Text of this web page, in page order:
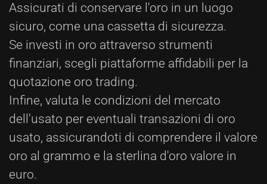
Assicurati di conservare l'oro in un luogo
sicuro, come una cassetta di sicurezza.
Se investi in oro attraverso strumenti
finanziari, scegli piattaforme affidabili per la
quotazione oro trading.
Infine, valuta le condizioni del mercato
dell'usato per eventuali transazioni di oro
usato, assicurandoti di comprendere il valore
oro al grammo e la sterlina d'oro valore in
euro.